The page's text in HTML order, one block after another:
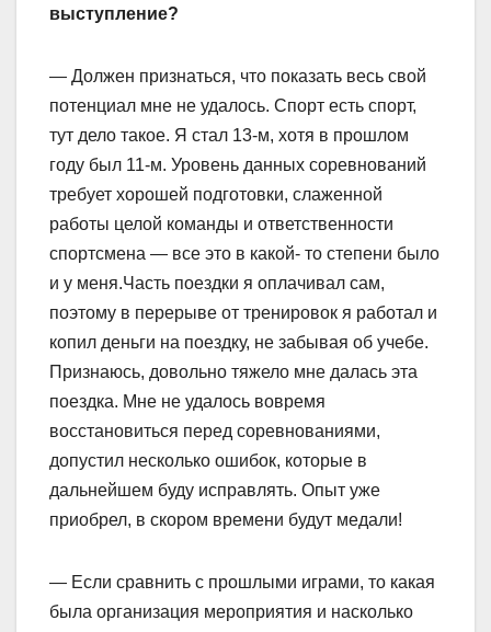
выступление?
— Должен признаться, что показать весь свой
потенциал мне не удалось. Спорт есть спорт,
тут дело такое. Я стал 13-м, хотя в прошлом
году был 11-м­.­ Уровень данных соревнований
требует хорошей подготовки, слаженной
работы целой команды и ответственности
спортсмена — все это в какой- то степени было
и у меня.Часть поездки я оплачивал сам,
поэтому в перерыве от тренировок я работал и
копил деньги на поездку, не забывая об учебе.
Признаюсь, довольно тяжело мне далась эта
поездка. Мне не удалось вовремя
восстановиться перед соревнованиями,
допустил несколько ошибок, которые в
дальнейшем буду исправлять. Опыт уже
приобрел, в скором времени будут медали!
— Если сравнить с прошлыми играми, то какая
была организация мероприятия и насколько